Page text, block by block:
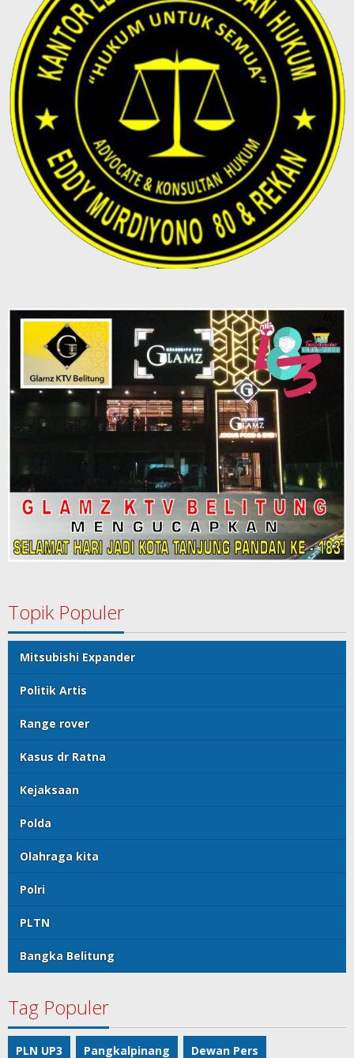
Topik Populer
Mitsubishi Expander
Politik Artis
Range rover
Kasus dr Ratna
Kejaksaan
Polda
Olahraga kita
Polri
PLTN
Bangka Belitung
Tag Populer
PLN UP3 Pangkalpinang Dewan Pers